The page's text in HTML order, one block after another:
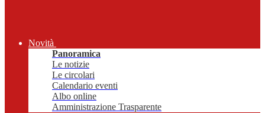
Novità
Panoramica
Le notizie
Le circolari
Calendario eventi
Albo online
Amministrazione Trasparente